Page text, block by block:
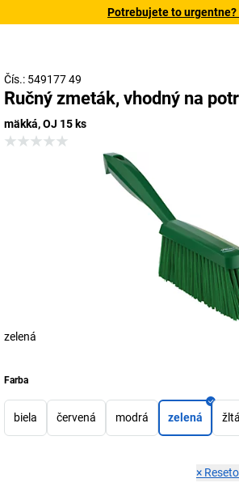
Potrebujete to urgentne?
Čís.: 549177 49
Ručný zmeták, vhodný na
mäkká, OJ 15 ks
zelená
Farba
biela červená modrá zelená žltá
×